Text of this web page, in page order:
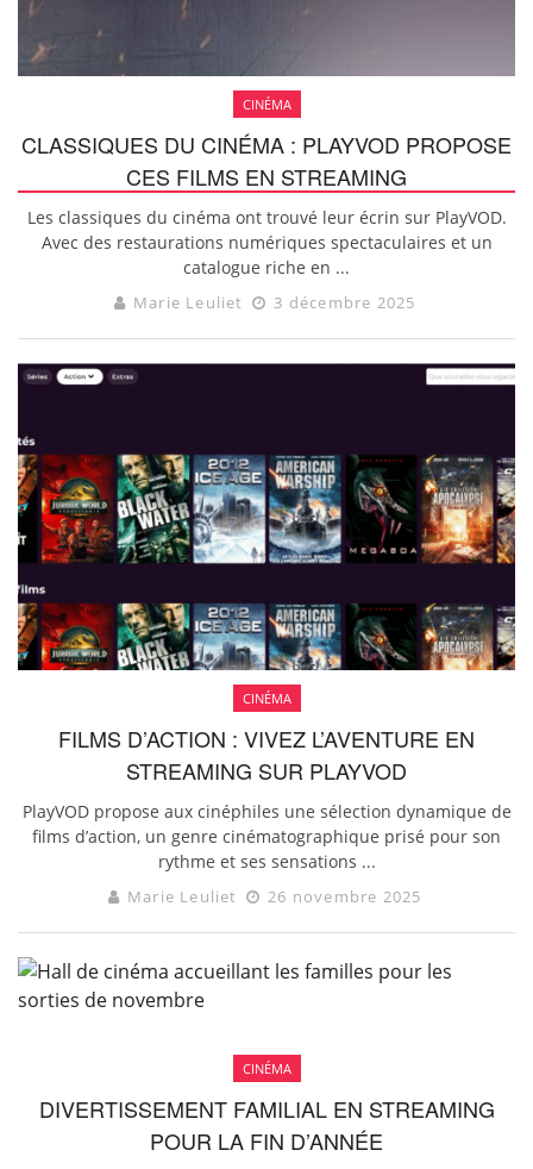
CINÉMA
CLASSIQUES DU CINÉMA : PLAYVOD PROPOSE
CES FILMS EN STREAMING
Les classiques du cinéma ont trouvé leur écrin sur PlayVOD.
Avec des restaurations numériques spectaculaires et un
catalogue riche en ...
Marie Leuliet 3 décembre 2025
CINÉMA
FILMS D’ACTION : VIVEZ L’AVENTURE EN
STREAMING SUR PLAYVOD
PlayVOD propose aux cinéphiles une sélection dynamique de
films d’action, un genre cinématographique prisé pour son
rythme et ses sensations ...
Marie Leuliet 26 novembre 2025
CINÉMA
DIVERTISSEMENT FAMILIAL EN STREAMING
POUR LA FIN D’ANNÉE